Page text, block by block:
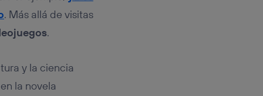
. Más allá de visitas
.
y la ciencia
la novela
se